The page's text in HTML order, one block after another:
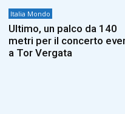
Italia Mondo
Ultimo, un palco da 140
metri per il concerto
a Tor Vergata